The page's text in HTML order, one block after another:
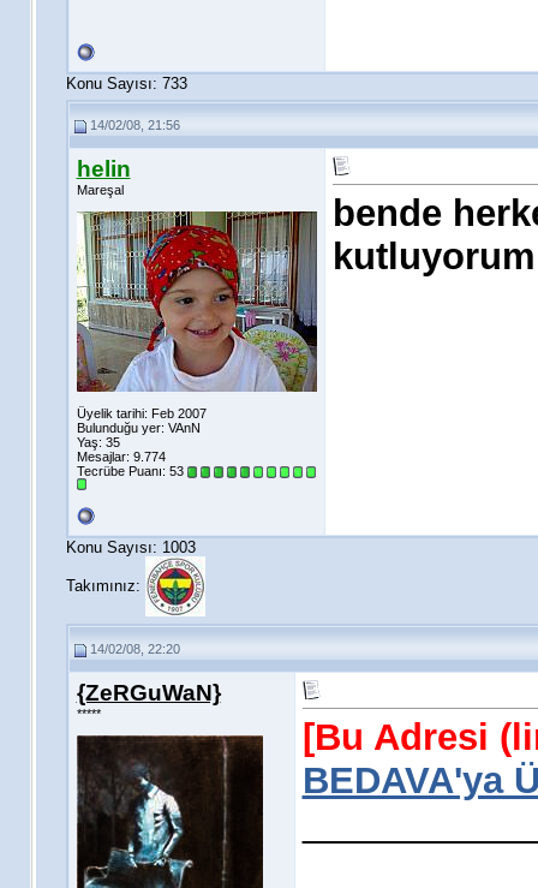
Konu Sayısı: 733
14/02/08, 21:56
helin
Mareşal
Üyelik tarihi: Feb 2007
Bulunduğu yer: VAnN
Yaş: 35
Mesajlar: 9.774
Tecrübe Puanı: 53
bende
Konu Sayısı: 1003
Takımınız:
14/02/08, 22:20
{ZeRGuWaN}
*****
[Bu Adresi
BEDAVA'ya